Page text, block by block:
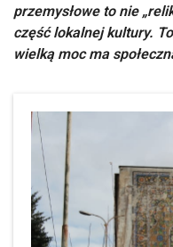
przemysłowe to nie
część lokalnej kultury.
wielką moc ma